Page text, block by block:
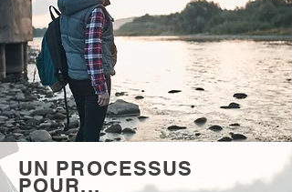
UN PROCESSUS
POUR...